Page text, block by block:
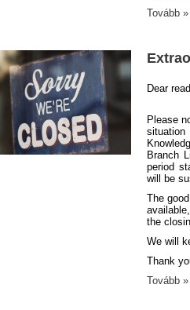
Tovább »
Dear
Please
Branch
period
will be
The
the
We will
Thank
Tovább »